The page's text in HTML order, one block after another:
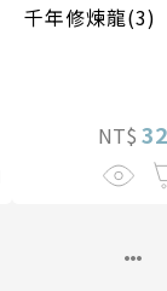
千年修煉龍(3)
NT$